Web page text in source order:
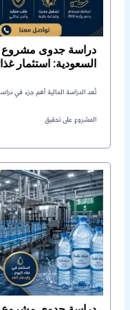
دراسة جدوى مشروع
السعودية: استثمار
تُعد الدراسة المالية أهم جزء في
المشروع على تحقيق